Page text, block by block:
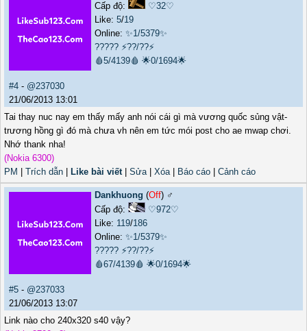
Cấp độ:
♡32♡
Like: 5/19
Online: ✨1/5379✨
????? ⚡??/??⚡
🩸5/4139🩸 🌟0/1694🌟
#4 - @237030
21/06/2013 13:01
Tai thay nuc nay em thấy mấy anh nói cái gì mà vương quốc sủng vật-
trương hồng gì đó mà chưa vh nên em tức mói post cho ae mwap chơi.
Nhớ thank nha!
(Nokia 6300)
PM
Trích dẫn Like bài viết| Sửa| Xóa| Báo cáo Cảnh cáo
Dankhuong (Off) ♂️
Cấp độ:
♡972♡
Like: 119/186
Online: ✨1/5379✨
????? ⚡??/??⚡
🩸67/4139🩸 🌟0/1694🌟
#5 - @237033
21/06/2013 13:07
Link nào cho 240x320 s40 vậy?